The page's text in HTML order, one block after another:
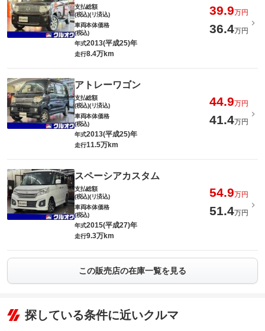
支払総額
(税込)(リ済込)
39.9万円
車両本体価格
(税込)
36.4万円
年式2013(平成25)年
走行8.4万km
アトレーワゴン
支払総額
(税込)(リ済込)
44.9万円
車両本体価格
(税込)
41.4万円
年式2013(平成25)年
走行11.5万km
スペーシアカスタム
支払総額
(税込)(リ済込)
54.9万円
車両本体価格
(税込)
51.4万円
年式2015(平成27)年
走行9.3万km
この販売店の在庫一覧を見る
探している条件に近いクルマ